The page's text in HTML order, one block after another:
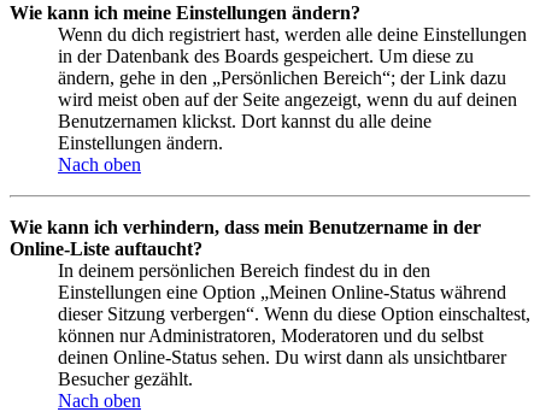
Wie kann ich meine Einstellungen ändern?
Wenn du dich registriert hast, werden alle deine Einstellungen
in der Datenbank des Boards gespeichert. Um diese zu
ändern, gehe in den „Persönlichen Bereich“; der Link dazu
wird meist oben auf der Seite angezeigt, wenn du auf deinen
Benutzernamen klickst. Dort kannst du alle deine
Einstellungen ändern.
Nach oben
Wie kann ich verhindern, dass mein Benutzername in der
Online-Liste auftaucht?
In deinem persönlichen Bereich findest du in den
Einstellungen eine Option „Meinen Online-Status während
dieser Sitzung verbergen“. Wenn du diese Option einschaltest,
können nur Administratoren, Moderatoren und du selbst
deinen Online-Status sehen. Du wirst dann als unsichtbarer
Besucher gezählt.
Nach oben